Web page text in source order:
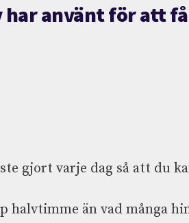
har använt för att
gjort varje dag så att du
halvtimme än vad många